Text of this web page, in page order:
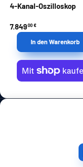
4-Kanal-Oszilloskop
7.84900 €
In den Warenkorb